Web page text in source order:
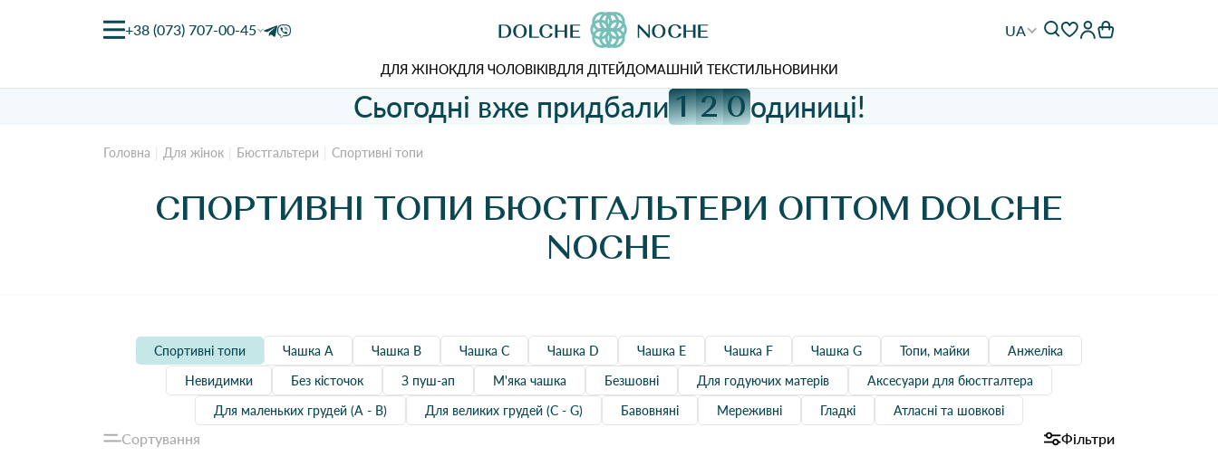
+38 (073) 707-00-45 UA
ДЛЯ ЖІНОКДЛЯ ЧОЛОВІКІВДЛЯ ДІТЕЙДОМАШНІЙ ТЕКСТИЛЬНОВИНКИ
Сьогодні вже придбали 1 2 0одиниці!
Головна Для жінок Бюстгальтери Спортивні топи
СПОРТИВНІ ТОПИ БЮСТГАЛЬТЕРИ ОПТОМ DOLCHE
NOCHE
Спортивні топи Чашка А Чашка B Чашка C Чашка D Чашка Е Чашка F Чашка G Топи, майки
Анжеліка
Невидимки
Без кісточок З пуш-ап М'яка чашка Безшовні Для годуючих матерів
Aксесуари для бюстгалтера
Для маленьких грудей (А - В)
Для великих грудей (С - G) Бавовняні Мереживні Гладкі Атласні та шовкові
Сортування Фільтри